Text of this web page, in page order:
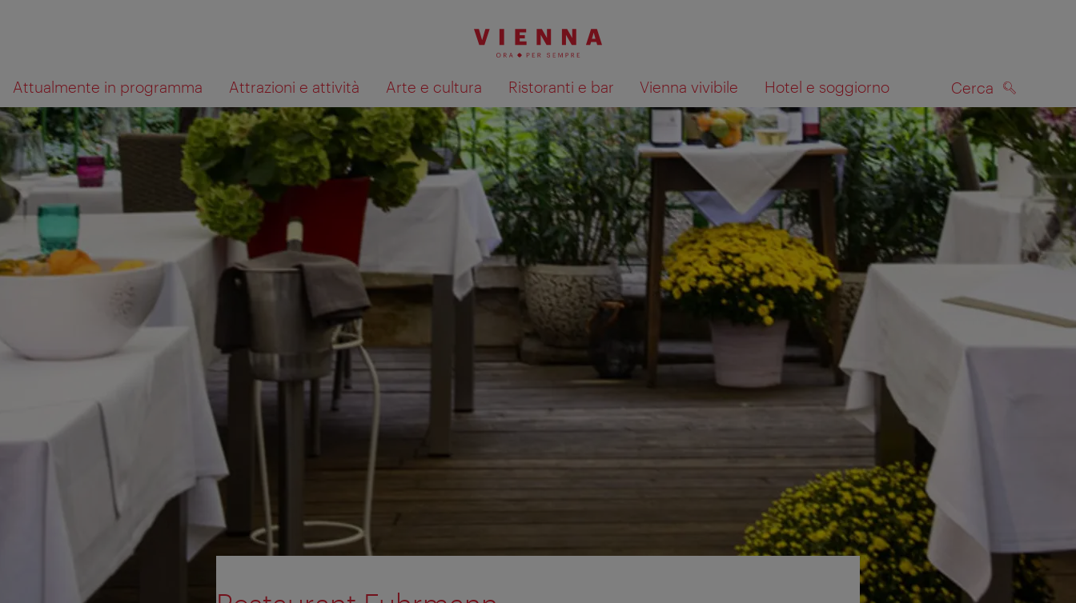
navigazione
contenuto
Attualmente in programma Attrazioni e attività Arte e cultura Ristoranti e bar Vienna vivibile Hotel e soggiorno Cerca
Cosa
cerchi?
Mostra i risultati della ricerca sulla mappa CERCA